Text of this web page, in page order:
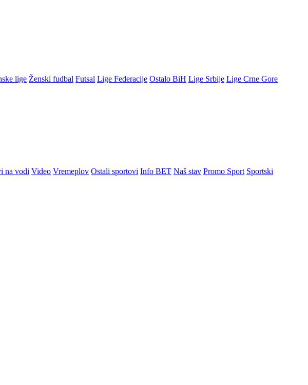
lige Ženski fudbal Futsal Lige Federacije Ostalo BiH Lige Srbije Lige Crne Gore
na vodi Video Vremeplov Ostali sportovi Info BET Naš stav Promo Sport Sportski